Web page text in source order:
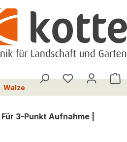
Du hast 0
Walze
3-Punkt Aufnahme |